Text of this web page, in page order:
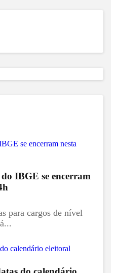
IBGE se encerram
para cargos de nível